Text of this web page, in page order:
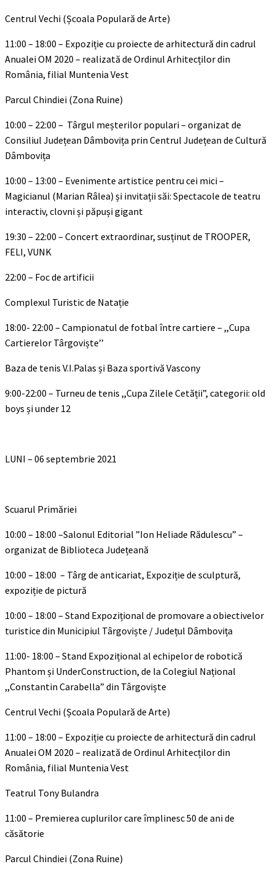
Centrul Vechi (Școala Populară de Arte)
11:00 – 18:00 – Expoziție cu proiecte de arhitectură din cadrul
Anualei OM 2020 – realizată de Ordinul Arhitecților din
România, filial Muntenia Vest
Parcul Chindiei (Zona Ruine)
10:00 – 22:00 – Târgul meșterilor populari – organizat de
Consiliul Județean Dâmbovița prin Centrul Județean de Cultură
Dâmbovița
10:00 – 13:00 – Evenimente artistice pentru cei mici –
Magicianul (Marian Râlea) și invitații săi: Spectacole de teatru
interactiv, clovni și păpuși gigant
19:30 – 22:00 – Concert extraordinar, susținut de TROOPER,
FELI, VUNK
22:00 – Foc de artificii
Complexul Turistic de Natație
18:00- 22:00 – Campionatul de fotbal între cartiere – ,,Cupa
Cartierelor Târgoviște’’
Baza de tenis V.I.Palas și Baza sportivă Vascony
9:00-22:00 – Turneu de tenis ,,Cupa Zilele Cetății”, categorii: old
boys și under 12
LUNI – 06 septembrie 2021
Scuarul Primăriei
10:00 – 18:00 –Salonul Editorial ”Ion Heliade Rădulescu” –
organizat de Biblioteca Județeană
10:00 – 18:00 – Târg de anticariat, Expoziție de sculptură,
expoziție de pictură
10:00 – 18:00 – Stand Expozițional de promovare a obiectivelor
turistice din Municipiul Târgoviște / Județul Dâmbovița
11:00- 18:00 – Stand Expozițional al echipelor de robotică
Phantom și UnderConstruction, de la Colegiul Național
,,Constantin Carabella” din Târgoviște
Centrul Vechi (Școala Populară de Arte)
11:00 – 18:00 – Expoziție cu proiecte de arhitectură din cadrul
Anualei OM 2020 – realizată de Ordinul Arhitecților din
România, filial Muntenia Vest
Teatrul Tony Bulandra
11:00 – Premierea cuplurilor care împlinesc 50 de ani de
căsătorie
Parcul Chindiei (Zona Ruine)